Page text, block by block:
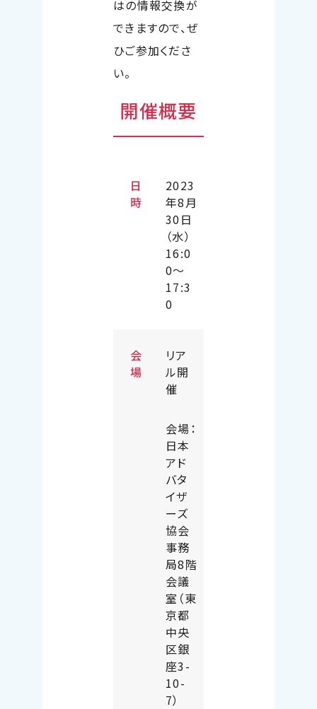
はの情報交換が
できますので、ぜ
ひご参加くださ
い。
開催概要
日
時
2023
年8月
30日
（水）
16:0
0～
17:3
0
会
場
リア
ル開
催
会場：
日本
アド
バタ
イザ
ーズ
協会
事務
局8階
会議
室（東
京都
中央
区銀
座3-
10-
7）